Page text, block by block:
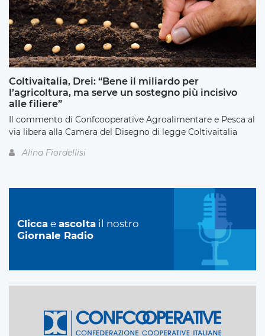
Coltivaitalia, Drei: “Bene il miliardo per
l’agricoltura, ma serve un sostegno più incisivo
alle filiere”
Il commento di Confcooperative Agroalimentare e Pesca al
via libera alla Camera del Disegno di legge Coltivaitalia
Alina Fiordellisi
Clicca e ascolta il nostro
Giornale Radio